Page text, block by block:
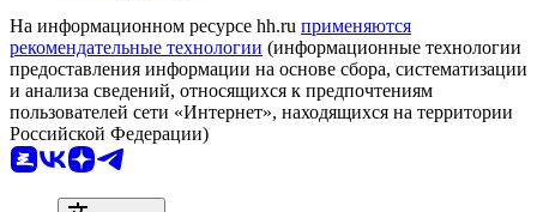
На информационном ресурсе hh.ru применяются
рекомендательные технологии (информационные технологии
предоставления информации на основе сбора, систематизации
и анализа сведений, относящихся к предпочтениям
пользователей сети «Интернет», находящихся на территории
Российской Федерации)